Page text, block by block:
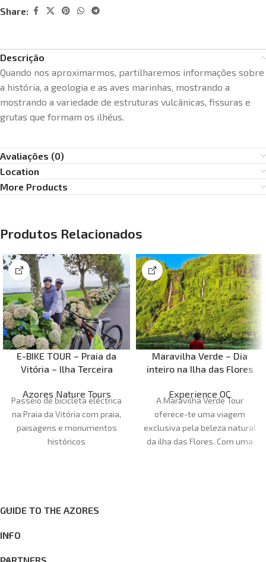
Share:
Descrição
Quando nos aproximarmos, partilharemos informações sobre
a história, a geologia e as aves marinhas, mostrando a
mostrando a variedade de estruturas vulcânicas, fissuras e
grutas que formam os ilhéus.
Avaliações (0)
Location
More Products
Produtos Relacionados
E-BIKE TOUR – Praia da
Vitória – Ilha Terceira
Azores Nature Tours
Passeio de bicicleta eléctrica
na Praia da Vitória com praia,
paisagens e monumentos
históricos
Maravilha Verde – Dia
inteiro na Ilha das Flores
Experience OC
A Maravilha Verde Tour
oferece-te uma viagem
exclusiva pela beleza natural
da ilha das Flores. Com uma
GUIDE TO THE AZORES
INFO